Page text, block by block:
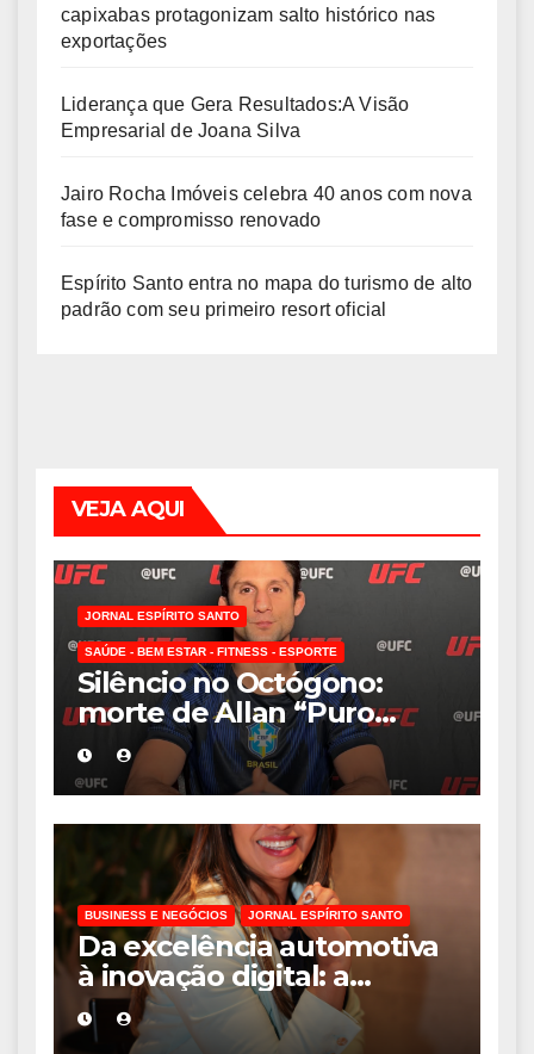
capixabas protagonizam salto histórico nas
exportações
Liderança que Gera Resultados:A Visão
Empresarial de Joana Silva
Jairo Rocha Imóveis celebra 40 anos com nova
fase e compromisso renovado
Espírito Santo entra no mapa do turismo de alto
padrão com seu primeiro resort oficial
VEJA AQUI
JORNAL ESPÍRITO SANTO
SAÚDE - BEM ESTAR - FITNESS - ESPORTE
Silêncio no Octógono:
morte de Allan “Puro
Osso” interrompe
trajetória de destaque no
MMA aos 34 anos
BUSINESS E NEGÓCIOS JORNAL ESPÍRITO SANTO
Da excelência automotiva
à inovação digital: a
trajetória internacional da
empresária Adriene Silva